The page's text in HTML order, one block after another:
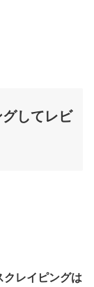
してレビ
レイピングは